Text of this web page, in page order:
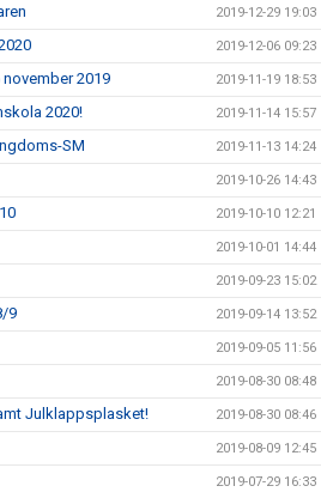
2019-12-29 19:03
2019-12-06 09:23
2019 2019-11-19 18:53
2020! 2019-11-14 15:57
SM 2019-11-13 14:24
2019-10-26 14:43
2019-10-10 12:21
2019-10-01 14:44
2019-09-23 15:02
9 2019-09-14 13:52
2019-09-05 11:56
2019-08-30 08:48
Julklappsplasket! 2019-08-30 08:46
2019-08-09 12:45
2019-07-29 16:33